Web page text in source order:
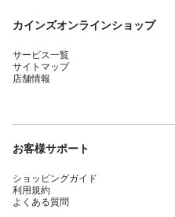
カインズオンラインショップ
サービス一覧
サイトマップ
店舗情報
お客様サポート
ショッピングガイド
利用規約
よくある質問